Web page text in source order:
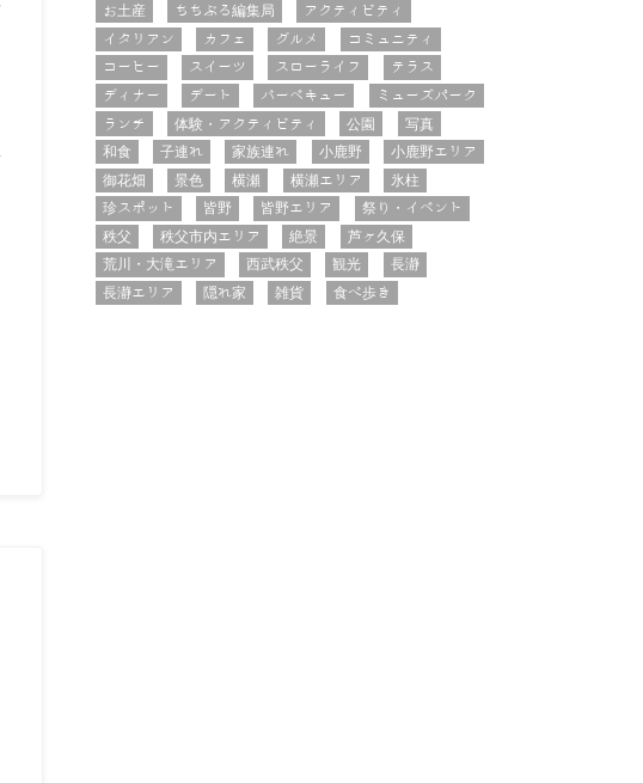
お土産 ちちぶる編集局
アクティビティ
イタリアン
カフェ グルメ
コミュニティ
コーヒー
スイーツ スローライフ
テラス
ディナー
デート バーベキュー
ミューズパーク
ランチ
体験・アクティビティ 公園
写真
和食
子連れ 家族連れ 小鹿野
小鹿野エリア
御花畑
景色 横瀬 横瀬エリア
氷柱
珍スポット
皆野 皆野エリア
祭り・イベント
秩父
秩父市内エリア 絶景
芦ヶ久保
荒川・大滝エリア
西武秩父 観光
長瀞
長瀞エリア
隠れ家 雑貨 食べ歩き